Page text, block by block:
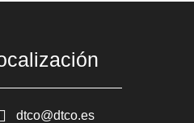
dtco@dtco.es